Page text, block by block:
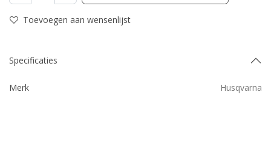
Toevoegen aan wensenlijst
Specificaties
Merk Husqvarna